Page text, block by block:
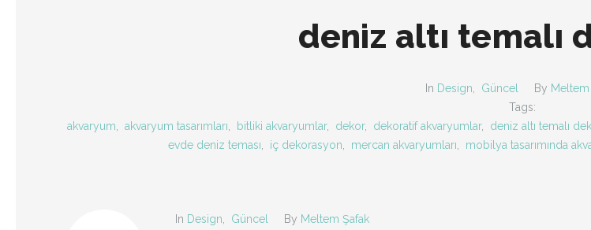
deniz altı temalı
In Design Güncel By Meltem
Tags:
akvaryum
akvaryum tasarımları bitliki akvaryumlar, dekor, dekoratif akvaryumlar, deniz altı temalı
evde deniz teması
iç dekorasyon mercan akvaryumları mobilya tasarımında
In Design Güncel By Meltem Şafak